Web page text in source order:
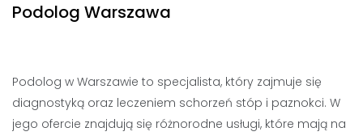
Podolog Warszawa
Podolog w Warszawie to specjalista, który zajmuje się
diagnostyką oraz leczeniem schorzeń stóp i paznokci. W
jego ofercie znajdują się różnorodne usługi, które mają na